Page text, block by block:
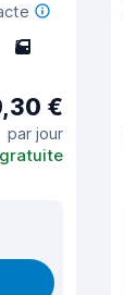
5
€
par jour